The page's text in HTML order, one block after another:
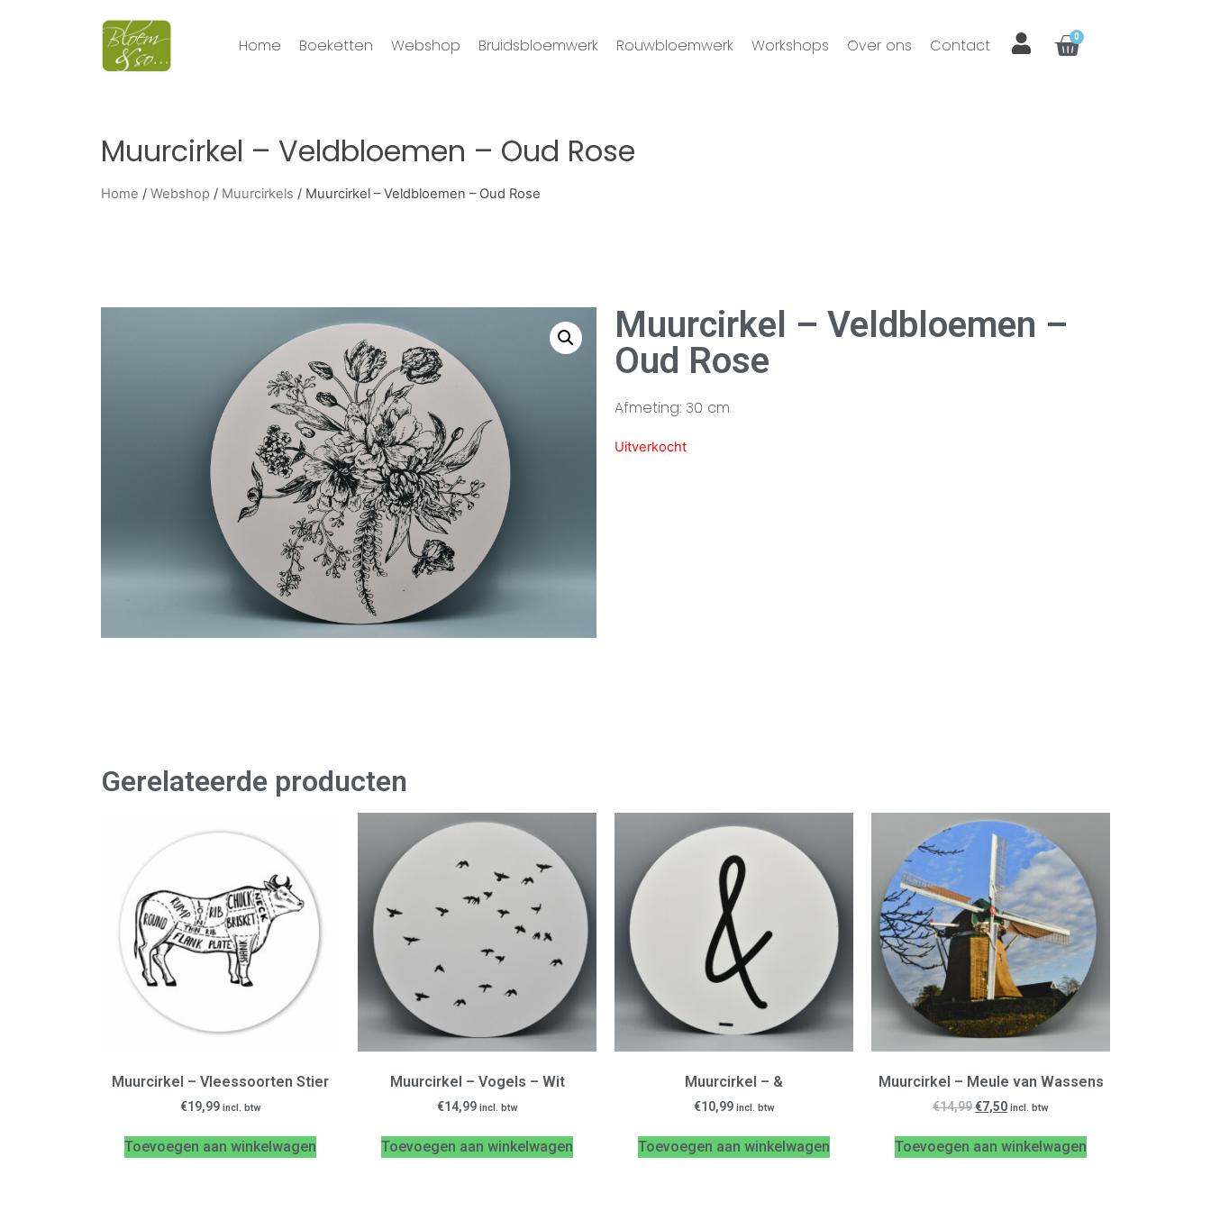
Home Boeketten Webshop Bruidsbloemwerk Rouwbloemwerk Workshops Over ons Contact 0
Muurcirkel – Veldbloemen – Oud Rose
Home / Webshop / Muurcirkels / Muurcirkel – Veldbloemen – Oud Rose
Muurcirkel – Veldbloemen –
Oud Rose
Afmeting: 30 cm
Uitverkocht
Gerelateerde producten
Muurcirkel – Vleessoorten Stier
€19,99 incl. btw
Toevoegen aan winkelwagen
Muurcirkel – Vogels – Wit
€14,99 incl. btw
Toevoegen aan winkelwagen
Muurcirkel – &
€10,99 incl. btw
Toevoegen aan winkelwagen
Muurcirkel – Meule van Wassens
€14,99 €7,50 incl. btw
Toevoegen aan winkelwagen